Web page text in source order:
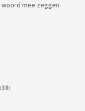
mee zeggen.